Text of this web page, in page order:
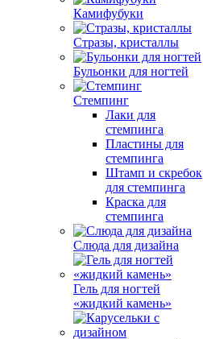
Камифубуки
Стразы, кристаллы
Бульонки для ногтей
Стемпинг
Лаки для
стемпинга
Пластины для
стемпинга
Штамп и скребок
для стемпинга
Краска для
стемпинга
Слюда для дизайна
Гель для ногтей
«жидкий камень»